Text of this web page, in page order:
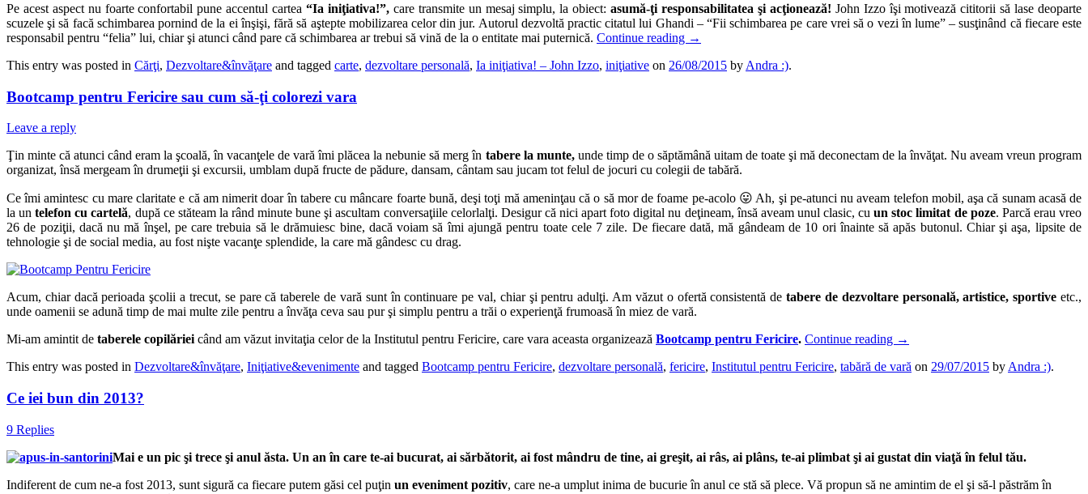
Pe acest aspect nu foarte confortabil pune accentul cartea“Ia iniţiativa!”,care transmite un mesaj simplu, la obiect: asumă-ţi responsabilitatea şi acţionează! John Izzo îşi motivează cititorii să lase deoparte
scuzele şi să facă schimbarea pornind de la ei înşişi, fără să aştepte mobilizarea celor din jur. Autorul dezvoltă practic citatul lui Ghandi – “Fii schimbarea pe care vrei să o vezi în lume” – susţinând că fiecare este
responsabil pentru “felia” lui, chiar şi atunci când pare că schimbarea ar trebui să vină de la o entitate mai puternică. Continue reading →
This entry was posted in Cărţi, Dezvoltare&învăţare and tagged carte, dezvoltare personală, Ia iniţiativa! – John Izzo, iniţiative on 26/08/2015 by Andra :).
Bootcamp pentru Fericire sau cum să-ţi colorezi vara
Leave a reply
Ţin minte că atunci când eram la şcoală, în vacanţele de vară îmi plăcea la nebunie să merg în tabere la munte,unde timp de o săptămână uitam de toate şi mă deconectam de la învăţat. Nu aveam vreun program
organizat, însă mergeam în drumeţii şi excursii, umblam după fructe de pădure, dansam, cântam sau jucam tot felul de jocuri cu colegii de tabără.
Ce îmi amintesc cu mare claritate e că am nimerit doar în tabere cu mâncare foarte bună, deşi toţi mă ameninţau că o să mor de foame pe-acolo 😛 Ah, şi pe-atunci nu aveam telefon mobil, aşa că sunam acasă de
la untelefon cu cartelă, după ce stăteam la rând minute bune şi ascultam conversaţiile celorlalţi. Desigur că nici apart foto digital nu deţineam, însă aveam unul clasic, cuun stoc limitat de poze. Parcă erau vreo
26 de poziţii, dacă nu mă înşel, pe care trebuia să le drămuiesc bine, dacă voiam să îmi ajungă pentru toate cele 7 zile. De fiecare dată, mă gândeam de 10 ori înainte să apăs butonul. Chiar şi aşa, lipsite de
tehnologie şi de social media, au fost nişte vacanţe splendide, la care mă gândesc cu drag.
Acum, chiar dacă perioada şcolii a trecut, se pare că taberele de vară sunt în continuare pe val, chiar şi pentru adulţi. Am văzut o ofertă consistentă detabere de dezvoltare personală, artistice, sportiveetc.,
unde oamenii se adună timp de mai multe zile pentru a învăţa ceva sau pur şi simplu pentru a trăi o experienţă frumoasă în miez de vară.
Mi-am amintit de taberele copilărieicând am văzut invitaţia celor de la Institutul pentru Fericire, care vara aceasta organizează Bootcamp pentru Fericire. Continue reading →
This entry was posted in Dezvoltare&învăţare, Iniţiative&evenimente and tagged Bootcamp pentru Fericire, dezvoltare personală, fericire, Institutul pentru Fericire, tabără de vară on 29/07/2015 byAndra :).
Ce iei bun din 2013?
9 Replies
Mai e un pic şi trece şi anul ăsta. Un an în care te-ai bucurat, ai sărbătorit, ai fost mândru de tine, ai greşit, ai râs, ai plâns, te-ai plimbat şi ai gustat din viaţă în felul tău.
Indiferent de cum ne-a fost 2013, sunt sigură ca fiecare putem găsi cel puţin un eveniment pozitiv, care ne-a umplut inima de bucurie în anul ce stă să plece. Vă propun să ne amintim de el şi să-l păstrăm în